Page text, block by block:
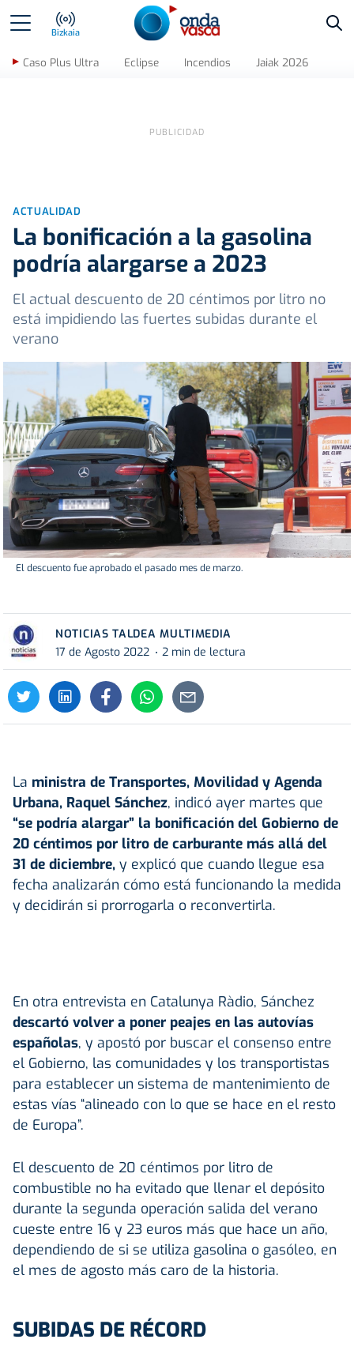
Bizkaia
Caso Plus Ultra Eclipse Incendios Jaiak 2026
ACTUALIDAD
La bonificación a la gasolina
podría alargarse a 2023
El actual descuento de 20 céntimos por litro no
está impidiendo las fuertes subidas durante el
verano
El descuento fue aprobado el pasado mes de marzo.
NOTICIAS TALDEA MULTIMEDIA
17 de Agosto 2022
2 min de lectura
La ministra de Transportes, Movilidad y Agenda
Urbana, Raquel Sánchez, indicó ayer martes que
“se podría alargar” la bonificación del Gobierno de
20 céntimos por litro de carburante más allá del
31 de diciembre, y explicó que cuando llegue esa
fecha analizarán cómo está funcionando la medida
y decidirán si prorrogarla o reconvertirla.
En otra entrevista en Catalunya Ràdio, Sánchez
descartó volver a poner peajes en las autovías
españolas, y apostó por buscar el consenso entre
el Gobierno, las comunidades y los transportistas
para establecer un sistema de mantenimiento de
estas vías “alineado con lo que se hace en el resto
de Europa”.
El descuento de 20 céntimos por litro de
combustible no ha evitado que llenar el depósito
durante la segunda operación salida del verano
cueste entre 16 y 23 euros más que hace un año,
dependiendo de si se utiliza gasolina o gasóleo, en
el mes de agosto más caro de la historia.
SUBIDAS DE RÉCORD